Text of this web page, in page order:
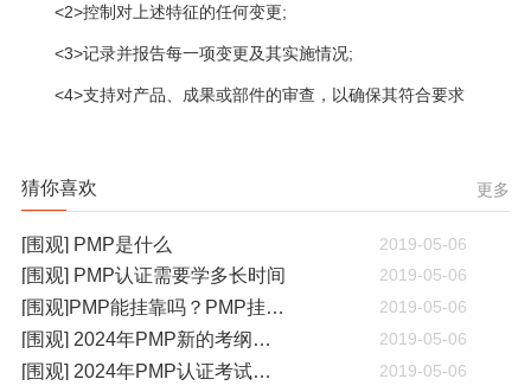
<2>控制对上述特征的任何变更;
<3>记录并报告每一项变更及其实施情况;
<4>支持对产品、成果或部件的审查，以确保其符合要求
猜你喜欢 更多
[围观] PMP是什么 2019-05-06
[围观] PMP认证需要学多长时间 2019-05-06
[围观]PMP能挂靠吗？PMP挂靠一年多少钱 2019-05-06
[围观] 2024年PMP新的考纲有哪些变化 2019-05-06
[围观] 2024年PMP认证考试什么时候开考 2019-05-06